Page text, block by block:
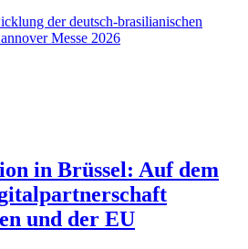
der deutsch-brasilianischen
Messe 2026
in Brüssel: Auf dem
und der EU